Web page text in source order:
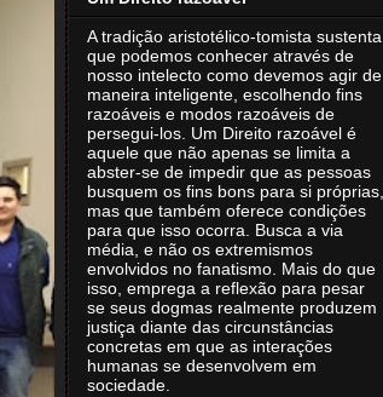
A tradição aristotélico-tomista sustenta
que podemos conhecer através de
nosso intelecto como devemos agir de
maneira inteligente, escolhendo fins
razoáveis e modos razoáveis de
persegui-los. Um Direito razoável é
aquele que não apenas se limita a
abster-se de impedir que as pessoas
busquem os fins bons para si próprias,
mas que também oferece condições
para que isso ocorra. Busca a via
média, e não os extremismos
envolvidos no fanatismo. Mais do que
isso, emprega a reflexão para pesar
se seus dogmas realmente produzem
justiça diante das circunstâncias
concretas em que as interações
humanas se desenvolvem em
sociedade.